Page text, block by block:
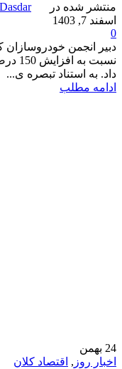
منتشر شده در
اسفند 7, 1403
0
دبیر انجمن
داد. به استناد تبصره ی...
ادامه مطلب
24 بهمن
اخبار روز , اقتصاد کلان